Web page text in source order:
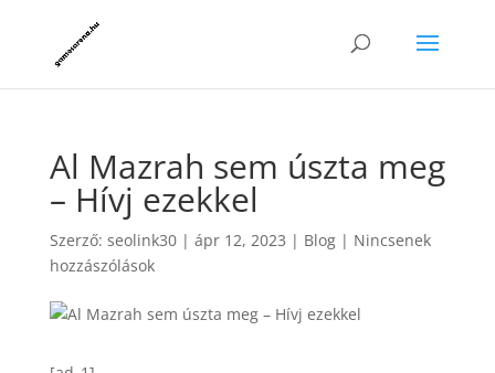
Al Mazrah sem úszta meg
– Hívj ezekkel
Szerző: seolink30| ápr 12, 2023 | Blog| Nincsenek
hozzászólások